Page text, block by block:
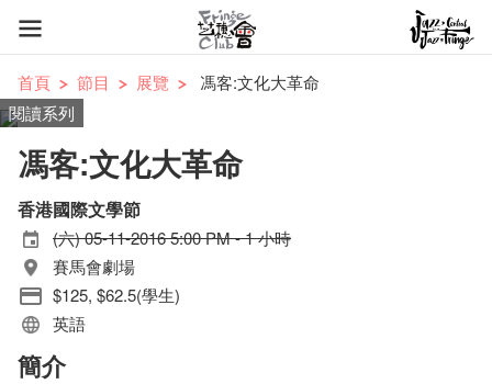
首頁 節目 展覽
馮客:文化大革命
閱讀系列
馮客:文化大革命
香港國際文學節
(六) 05-11-2016 5:00 PM - 1 小時
賽馬會劇場
$125, $62.5(學生)
英語
簡介